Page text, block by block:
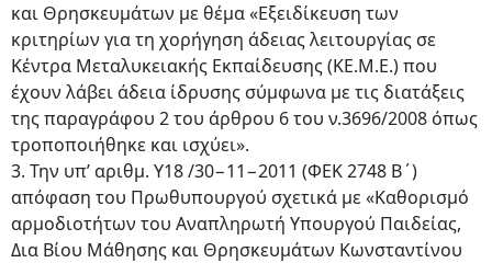
και Θρησκευμάτων με θέμα «Εξειδίκευση των
κριτηρίων για τη χορήγηση άδειας λειτουργίας σε
Κέντρα Μεταλυκειακής Εκπαίδευσης (ΚΕ.Μ.Ε.) που
έχουν λάβει άδεια ίδρυσης σύμφωνα με τις διατάξεις
της παραγράφου 2 του άρθρου 6 του ν.3696/2008 όπως
τροποποιήθηκε και ισχύει».
3. Την υπ’ αριθμ. Υ18 /30−11−2011 (ΦΕΚ 2748 Β΄)
απόφαση του Πρωθυπουργού σχετικά με «Καθορισμό
αρμοδιοτήτων του Αναπληρωτή Υπουργού Παιδείας,
Δια Βίου Μάθησης και Θρησκευμάτων Κωνσταντίνου